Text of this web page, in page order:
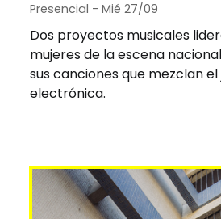
Presencial - Mié 27/09
Dos proyectos musicales
mujeres de la escena
sus canciones que mezclan el
electrónica.